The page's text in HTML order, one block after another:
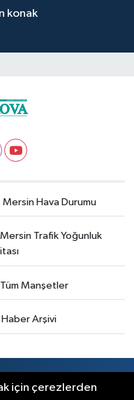
konak
Mersin Hava Durumu
Mersin Trafik Yoğunluk
Tüm Manşetler
Haber Arşivi
Her hakkı saklıdır.
için çerezlerden